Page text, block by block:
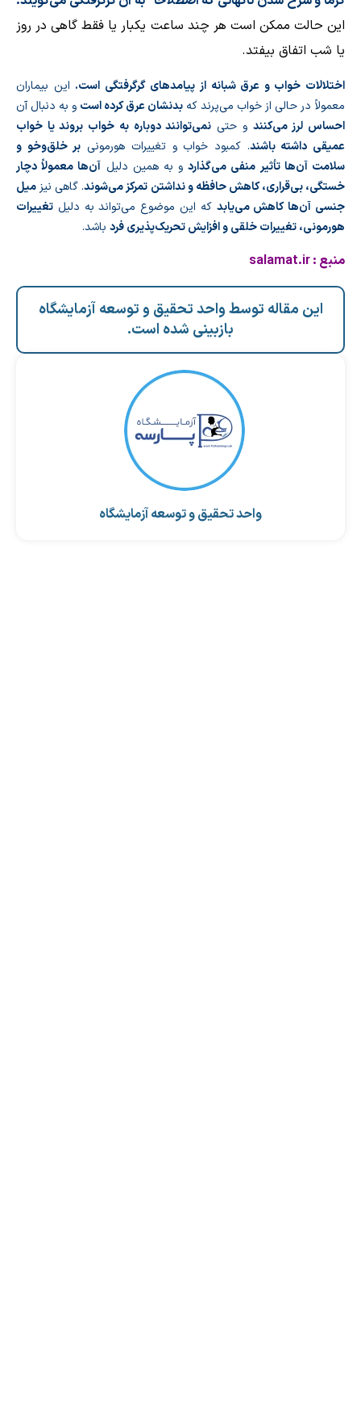
این حالت ممكن است هر چند ساعت یكبار یا فقط گاهی در روز
یا شب اتفاق بیفتد.
اختلالات خواب و عرق شبانه از پیامدهای گرگرفتگی است. این بیماران
معمولاً در حالی از خواب می‌پرند که بدنشان عرق کرده است و به دنبال آن
احساس لرز می‌کنند و حتی نمی‌توانند دوباره به خواب بروند یا خواب
عمیقی داشته باشند. کمبود خواب و تغییرات هورمونی بر خلق‌وخو و
سلامت آن‌ها تأثیر منفی می‌گذاردو به همین دلیل آن‌ها معمولاً دچار
خستگی، بی‌قراری، کاهش حافظه و نداشتن تمرکز می‌شوند. گاهی نیز میل
جنسی آن‌ها کاهش می‌یابد که این موضوع می‌تواند به دلیل تغییرات
هورمونی، تغییرات خلقی و افزایش تحریک‌پذیری فرد باشد.
منبع :salamat.ir
این مقاله توسط واحد تحقیق و توسعه آزمایشگاه
بازبینی شده است.
واحد تحقیق و توسعه آزمایشگاه